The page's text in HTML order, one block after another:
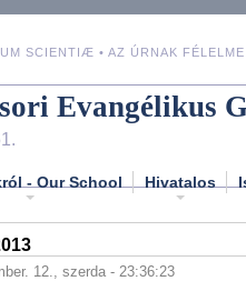
SCIENTIÆ • AZ ÚRNAK FÉLELME
Evangélikus
- Our School Hivatalos
12., szerda - 23:36:23